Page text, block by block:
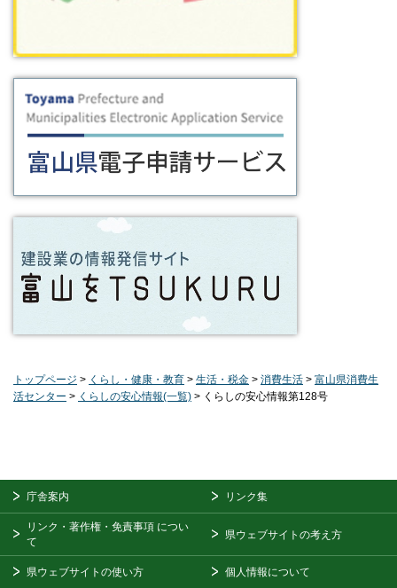
トップページ > くらし・健康・教育 > 生活・税金 > 消費生活 > 富山県消費生
活センター > くらしの安心情報(一覧) > くらしの安心情報第128号
庁舎案内 リンク集
リンク・著作権・免責事項 につい
て
県ウェブサイトの考え方
県ウェブサイトの使い方 個人情報について